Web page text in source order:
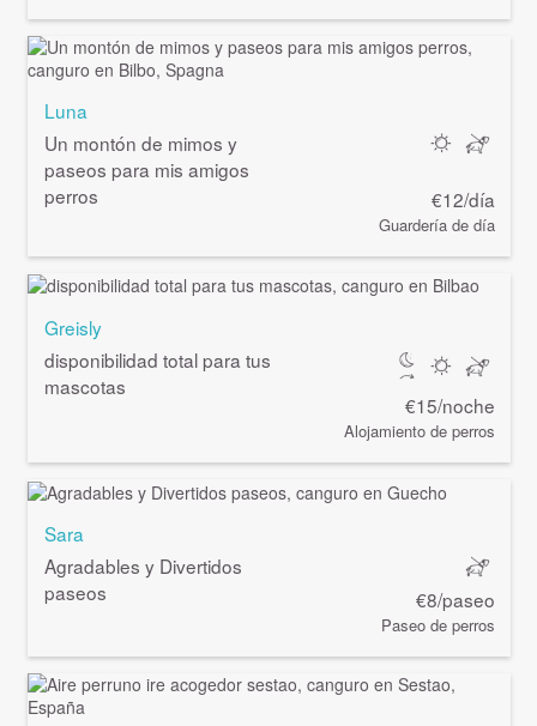
Luna
Un montón de mimos y
paseos para mis amigos
perros
€12/día
Guardería de día
Greisly
disponibilidad total para tus
mascotas
€15/noche
Alojamiento de perros
Sara
Agradables y Divertidos
paseos
€8/paseo
Paseo de perros